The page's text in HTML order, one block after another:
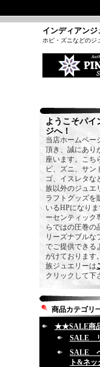
インディアンジ
ホピ・ズニなどのジ
ようこそパイ
ジへ！
当店ホームペー
頂き、誠にあり
座います。こち
ピ、ズニ、サン
ゴ、イスレタな
族以外のジュエ
ラフトグッズを
いるHPになり
ーセンティック
らではの圧巻の
リーズナブルな
でご提供できる
がけております
族ジュエリーは
クリックして下
商品カテゴリ
★★SALE商
SALE
SALE
ト&ネ